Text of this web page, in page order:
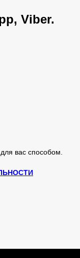
Viber.
вас способом.